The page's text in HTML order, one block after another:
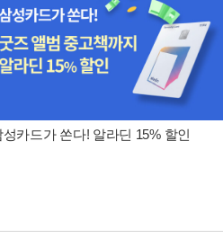
성카드가 쏜다! 알라딘 15% 할인